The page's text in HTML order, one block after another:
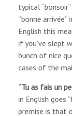
typical
“bonne
English this
if you’ve slept
bunch of nice
cases of the
“Tu as fais un
in English goes
premise is that